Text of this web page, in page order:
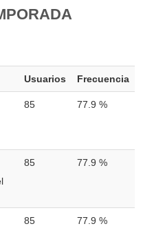
Usuarios Frecuencia
85 77.9 %
85 77.9 %
85 77.9 %